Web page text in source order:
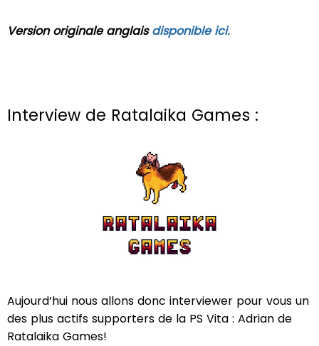
Version originale anglaisdisponible ici.
Interview de Ratalaika Games :
Aujourd’hui nous allons donc interviewer pour vous un
des plus actifs supporters de la PS Vita : Adrian de
Ratalaika Games!